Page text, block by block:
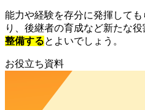
能力や経験を存分に発揮して
り、後継者の育成など新たな役
整備するとよいでしょう。
お役立ち資料